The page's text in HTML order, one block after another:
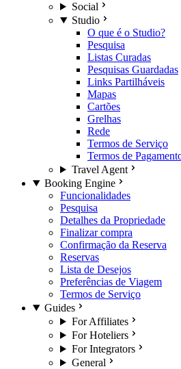
Social
Studio
O que é o Studio?
Pesquisa
Listas Curadas
Pesquisas Guardadas
Links Partilháveis
Mapas
Cartões
Grelhas
Rede
Termos de Serviço
Termos de
Travel Agent
Booking Engine
Funcionalidades
Pesquisa
Detalhes da Propriedade
Finalizar compra
Confirmação da Reserva
Reservas
Lista de Desejos
Preferências de Viagem
Termos de Serviço
Guides
For Affiliates
For Hoteliers
For Integrators
General